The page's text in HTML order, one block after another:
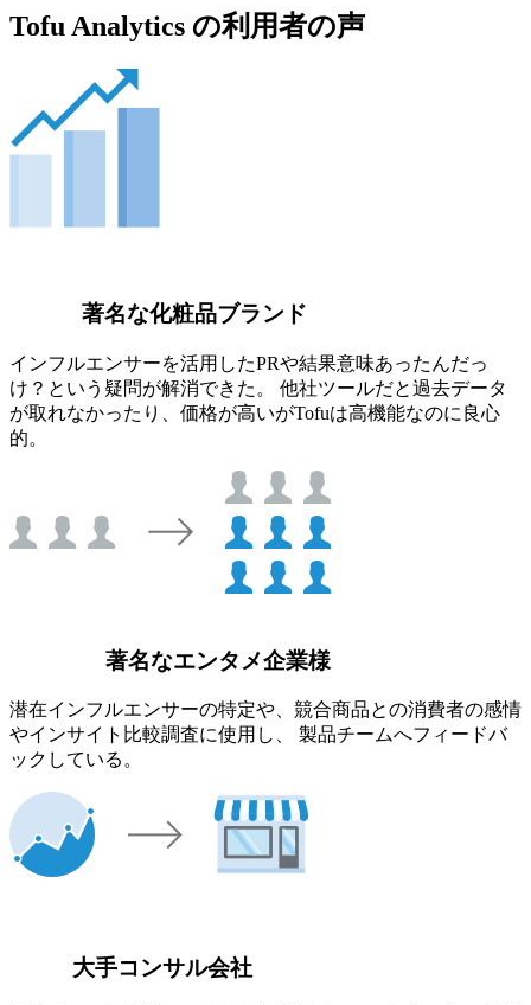
Tofu Analytics の利用者の声
著名な化粧品ブランド
インフルエンサーを活用したPRや結果意味あったんだっ
け？という疑問が解消できた。 他社ツールだと過去データ
が取れなかったり、価格が高いがTofuは高機能なのに良心
的。
著名なエンタメ企業様
潜在インフルエンサーの特定や、競合商品との消費者の感情
やインサイト比較調査に使用し、 製品チームへフィードバ
ックしている。
大手コンサル会社